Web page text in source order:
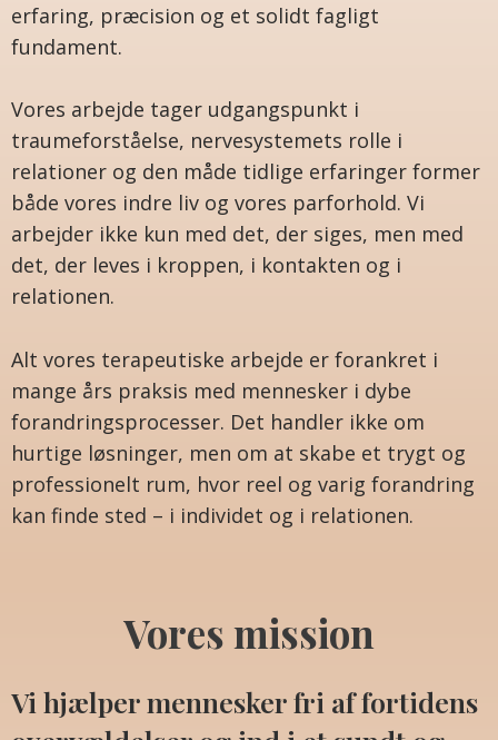
erfaring, præcision og et solidt fagligt
fundament.
Vores arbejde tager udgangspunkt i
traumeforståelse, nervesystemets rolle i
relationer og den måde tidlige erfaringer former
både vores indre liv og vores parforhold. Vi
arbejder ikke kun med det, der siges, men med
det, der leves i kroppen, i kontakten og i
relationen.
Alt vores terapeutiske arbejde er forankret i
mange års praksis med mennesker i dybe
forandringsprocesser. Det handler ikke om
hurtige løsninger, men om at skabe et trygt og
professionelt rum, hvor reel og varig forandring
kan finde sted – i individet og i relationen.
Vores mission
Vi hjælper mennesker fri af fortidens